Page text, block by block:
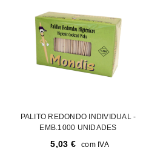
PALITO REDONDO INDIVIDUAL -
EMB.1000 UNIDADES
5,03 € com IVA